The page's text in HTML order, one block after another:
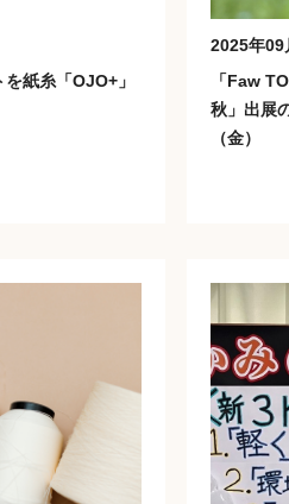
紙糸「OJO+」
2025年09
「Faw
秋」出展
（金）